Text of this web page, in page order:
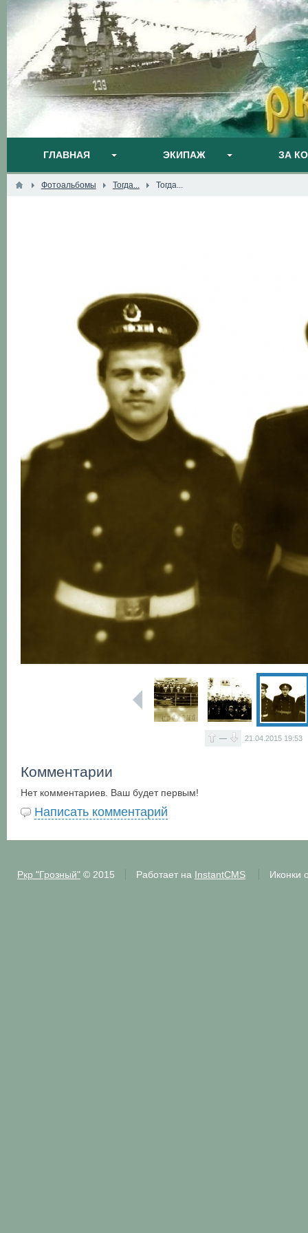
ГЛАВНАЯ ЭКИПАЖ ЗА
Фотоальбомы Тогда... Тогда...
— 21.04.2015 19:53
Комментарии
Нет комментариев. Ваш будет первым!
Написать комментарий
Ркр "Грозный"© 2015 Работает на InstantCMS Иконки